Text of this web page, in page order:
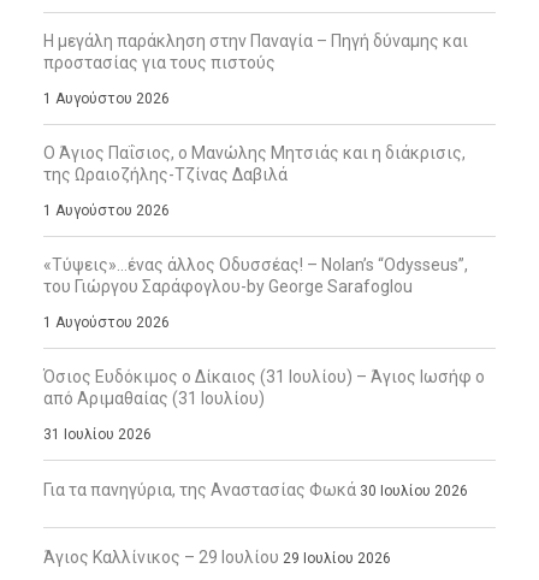
Η μεγάλη παράκληση στην Παναγία – Πηγή δύναμης και
προστασίας για τους πιστούς
1 Αυγούστου 2026
Ο Άγιος Παΐσιος, ο Μανώλης Μητσιάς και η διάκρισις,
της Ωραιοζήλης-Τζίνας Δαβιλά
1 Αυγούστου 2026
«Τύψεις»…ένας άλλος Οδυσσέας! – Nolan’s “Odysseus”,
του Γιώργου Σαράφογλου-by George Sarafoglou
1 Αυγούστου 2026
Όσιος Ευδόκιμος ο Δίκαιος (31 Ιουλίου) – Άγιος Ιωσήφ ο
από Αριμαθαίας (31 Ιουλίου)
31 Ιουλίου 2026
Για τα πανηγύρια, της Αναστασίας Φωκά 30 Ιουλίου 2026
Άγιος Καλλίνικος – 29 Ιουλίου 29 Ιουλίου 2026